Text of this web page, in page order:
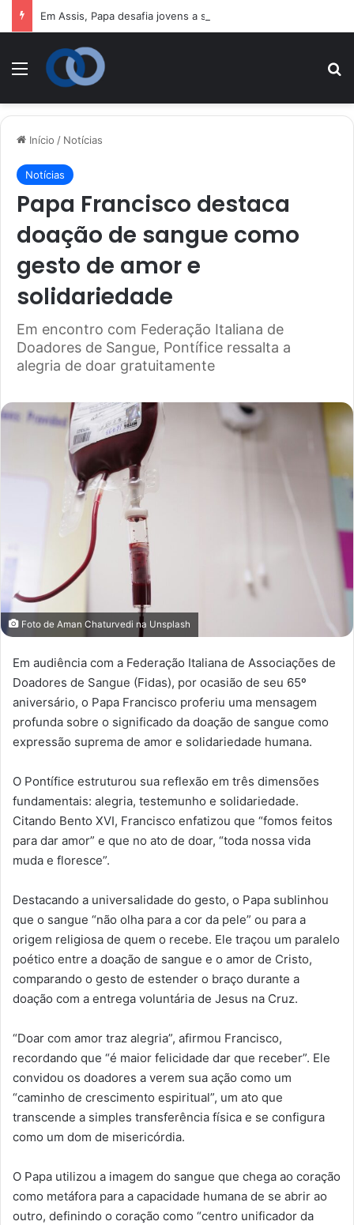
Menu
Início / Notícias
Notícias
Papa Francisco destaca
doação de sangue como
gesto de amor e
solidariedade
Em encontro com Federação Italiana de
Doadores de Sangue, Pontífice ressalta a
alegria de doar gratuitamente
Foto de Aman Chaturvedi na Unsplash
Em audiência com a Federação Italiana de Associações de
Doadores de Sangue (Fidas), por ocasião de seu 65º
aniversário, o Papa Francisco proferiu uma mensagem
profunda sobre o significado da doação de sangue como
expressão suprema de amor e solidariedade humana.
O Pontífice estruturou sua reflexão em três dimensões
fundamentais: alegria, testemunho e solidariedade.
Citando Bento XVI, Francisco enfatizou que “fomos feitos
para dar amor” e que no ato de doar, “toda nossa vida
muda e floresce”.
Destacando a universalidade do gesto, o Papa sublinhou
que o sangue “não olha para a cor da pele” ou para a
origem religiosa de quem o recebe. Ele traçou um paralelo
poético entre a doação de sangue e o amor de Cristo,
comparando o gesto de estender o braço durante a
doação com a entrega voluntária de Jesus na Cruz.
“Doar com amor traz alegria”, afirmou Francisco,
recordando que “é maior felicidade dar que receber”. Ele
convidou os doadores a verem sua ação como um
“caminho de crescimento espiritual”, um ato que
transcende a simples transferência física e se configura
como um dom de misericórdia.
O Papa utilizou a imagem do sangue que chega ao coração
como metáfora para a capacidade humana de se abrir ao
outro, definindo o coração como “centro unificador da